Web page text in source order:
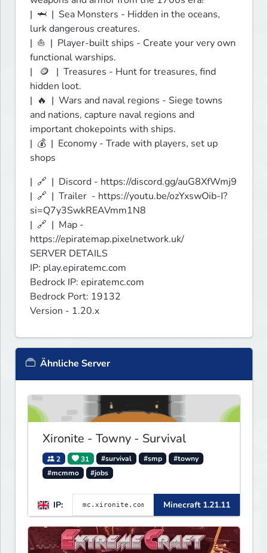
|  🦈  |  Sea Monsters - Hidden in the oceans,
lurk dangerous creatures.
|  ⛵  |  Player-built ships - Create your very own
functional warships.
|   🪙   |  Treasures - Hunt for treasures, find
hidden loot.
|  🔥  |  Wars and naval regions - Siege towns
and nations, capture naval regions and
important chokepoints with ships.
|  💰  |  Economy - Trade with players, set up
shops
|  🔗﻿  |  Discord - https://discord.gg/auG8XfWmj9
|  🔗 ﻿ |  Trailer  - https://youtu.be/ozYxswOib-I?
si=Q7y3SwkREAVmm1N8
|  🔗 ﻿ |  Map -
https://epiratemap.pixelnetwork.uk/
SERVER DETAILS
IP: play.epiratemc.com
Bedrock IP: epiratemc.com
Bedrock Port: 19132
Version - 1.20.x
Ähnliche Server
Xironite - Towny - Survival
2 31 #survival #smp
#towny
#mcmmo
#jobs
IP: Minecraft 1.21.11